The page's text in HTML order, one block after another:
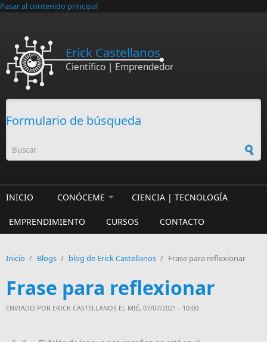
Pasar al contenido principal
Erick Castellanos
Científico | Emprendedor
Formulario de búsqueda
INICIO CONÓCEME CIENCIA | TECNOLOGÍA
EMPRENDIMIENTO CURSOS CONTACTO
Inicio / Blogs / blog de Erick Castellanos / Frase para reflexionar
Frase para reflexionar
ENVIADO POR ERICK CASTELLANOS EL MIÉ, 07/07/2021 - 10:00